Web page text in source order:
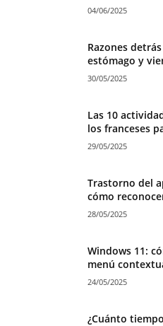
04/06/2025
Razones
estómago y
30/05/2025
Las 10
los franceses
29/05/2025
Trastorno del
cómo
28/05/2025
Windows 11:
menú
24/05/2025
¿Cuánto